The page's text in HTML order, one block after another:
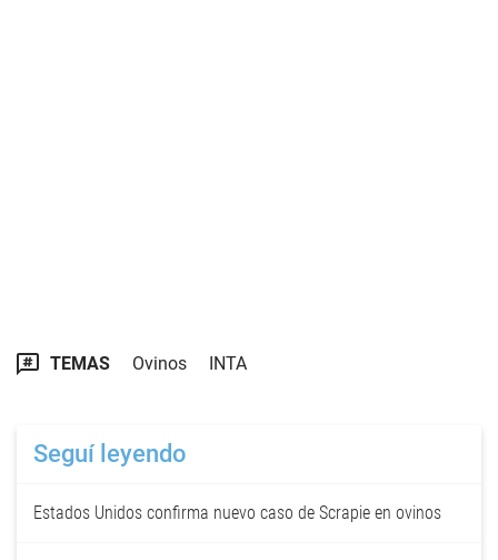
TEMAS Ovinos INTA
Seguí leyendo
Estados Unidos confirma nuevo caso de Scrapie en ovinos